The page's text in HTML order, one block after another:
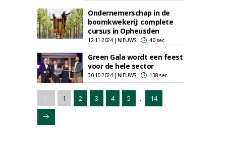
Ondernemerschap in de
boomkwekerij: complete
cursus in Opheusden
12-11-2024 | NIEUWS 40 sec
Green Gala wordt een feest
voor de hele sector
30-10-2024 | NIEUWS 138 sec
1 2 3 4 5 ... 14